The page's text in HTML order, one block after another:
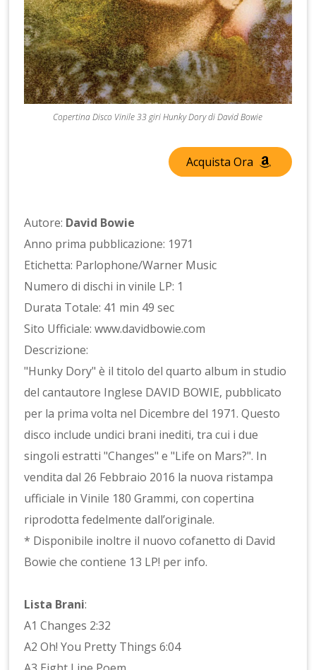
Copertina Disco Vinile 33 giri Hunky Dory di David Bowie
Acquista Ora
Autore: David Bowie
Anno prima pubblicazione: 1971
Etichetta: Parlophone/Warner Music
Numero di dischi in vinile LP: 1
Durata Totale: 41 min 49 sec
Sito Ufficiale: www.davidbowie.com
Descrizione:
"Hunky Dory" è il titolo del quarto album in studio
del cantautore Inglese DAVID BOWIE, pubblicato
per la prima volta nel Dicembre del 1971. Questo
disco include undici brani inediti, tra cui i due
singoli estratti "Changes" e "Life on Mars?". In
vendita dal 26 Febbraio 2016 la nuova ristampa
ufficiale in Vinile 180 Grammi, con copertina
riprodotta fedelmente dall’originale.
* Disponibile inoltre il nuovo cofanetto di David
Bowie che contiene 13 LP! per info.
Lista Brani:
A1 Changes 2:32
A2 Oh! You Pretty Things 6:04